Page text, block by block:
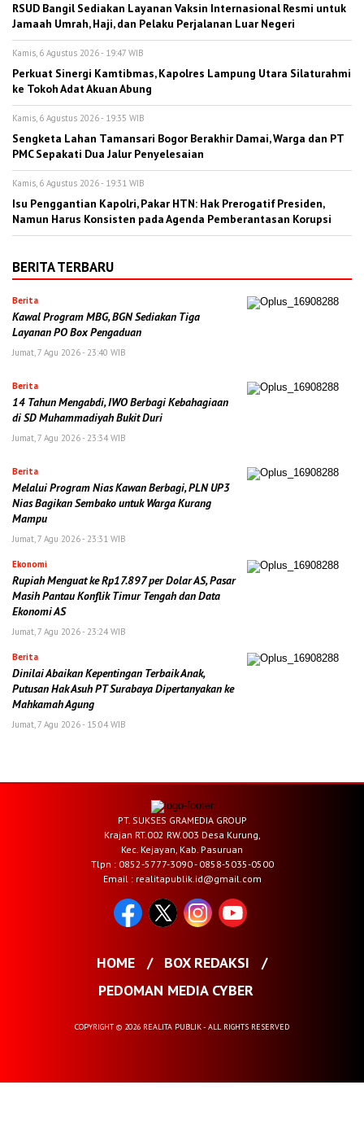
RSUD Bangil Sediakan Layanan Vaksin Internasional Resmi untuk
Jamaah Umrah, Haji, dan Pelaku Perjalanan Luar Negeri
Kamis, 6 Agustus 2026 - 19:47 WIB
Perkuat Sinergi Kamtibmas, Kapolres Lampung Utara Silaturahmi
ke Tokoh Adat Akuan Abung
Kamis, 6 Agustus 2026 - 19:35 WIB
Sengketa Lahan Tamansari Bogor Berakhir Damai, Warga dan PT
PMC Sepakati Dua Jalur Penyelesaian
Kamis, 6 Agustus 2026 - 19:31 WIB
Isu Penggantian Kapolri, Pakar HTN: Hak Prerogatif Presiden,
Namun Harus Konsisten pada Agenda Pemberantasan Korupsi
BERITA TERBARU
Berita
Kawal Program MBG, BGN Sediakan Tiga
Layanan PO Box Pengaduan
Jumat, 7 Agu 2026 - 23:40 WIB
Berita
14 Tahun Mengabdi, IWO Berbagi Kebahagiaan
di SD Muhammadiyah Bukit Duri
Jumat, 7 Agu 2026 - 23:34 WIB
Berita
Melalui Program Nias Kawan Berbagi, PLN UP3
Nias Bagikan Sembako untuk Warga Kurang
Mampu
Jumat, 7 Agu 2026 - 23:31 WIB
Ekonomi
Rupiah Menguat ke Rp17.897 per Dolar AS, Pasar
Masih Pantau Konflik Timur Tengah dan Data
Ekonomi AS
Jumat, 7 Agu 2026 - 23:24 WIB
Berita
Dinilai Abaikan Kepentingan Terbaik Anak,
Putusan Hak Asuh PT Surabaya Dipertanyakan ke
Mahkamah Agung
Jumat, 7 Agu 2026 - 15:04 WIB
PT. SUKSES GRAMEDIA GROUP
Krajan RT.002 RW.003 Desa Kurung,
Kec. Kejayan, Kab. Pasuruan
Tlpn : 0852-5777-3090 - 0858-5035-0500
Email : realitapublik.id@gmail.com
HOME
BOX REDAKSI
PEDOMAN MEDIA CYBER
COPYRIGHT © 2026 REALITA PUBLIK - ALL RIGHTS RESERVED